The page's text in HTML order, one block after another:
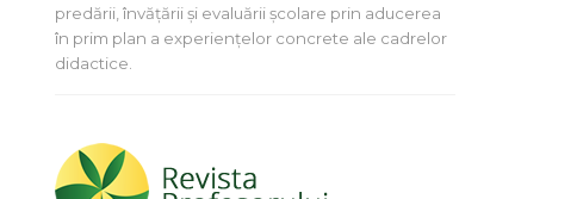
predării, învăţării şi evaluării şcolare prin aducerea
în prim plan a experienţelor concrete ale cadrelor
didactice.